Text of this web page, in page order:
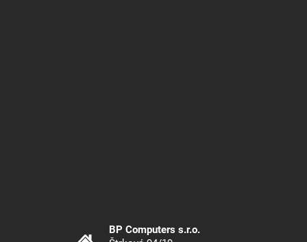
BP Computers s.r.o.